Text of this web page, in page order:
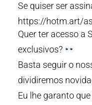
Se quiser ser
https://hotm.art/
Quer ter acesso a
exclusivos?
Basta seguir o
dividiremos
Eu lhe garanto